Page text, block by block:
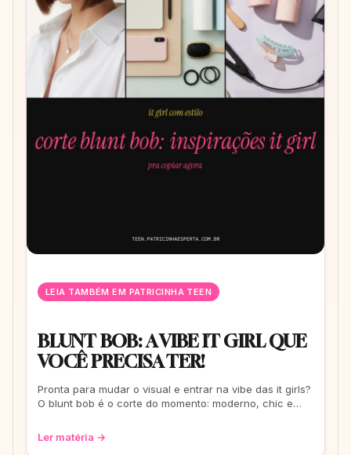
LEIA TAMBÉM EM PATRICINHA TEEN
BLUNT BOB: A VIBE IT GIRL QUE
VOCÊ PRECISA TER!
Pronta para mudar o visual e entrar na vibe das it girls?
O blunt bob é o corte do momento: moderno, chic e
Ler matéria →